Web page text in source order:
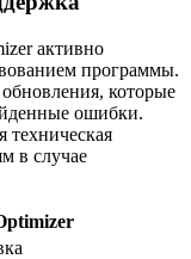
активно
программы.
которые
ошибки.
техническая
в случае